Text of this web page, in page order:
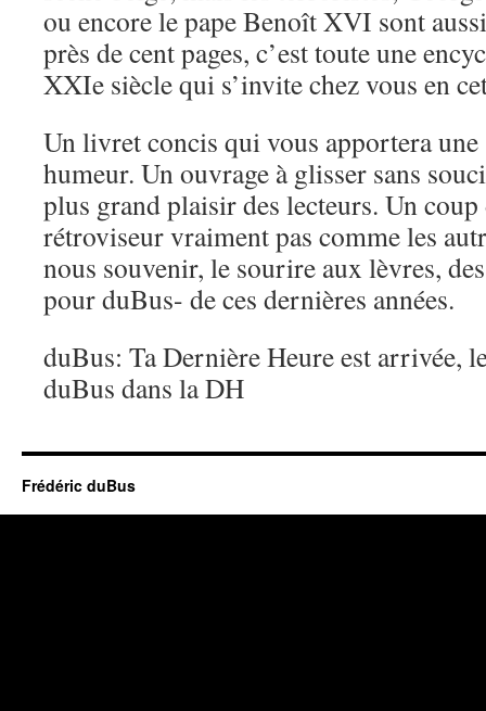
ou encore le pape Benoît XVI sont
près de cent pages, c’est toute une
XXIe siècle qui s’invite chez vous en
Un livret concis qui vous apportera une
humeur. Un ouvrage à glisser sans
plus grand plaisir des lecteurs. Un coup
rétroviseur vraiment pas comme les
nous souvenir, le sourire aux lèvres,
pour duBus- de ces dernières années.
duBus: Ta Dernière Heure est arrivée,
duBus dans la DH
Frédéric duBus